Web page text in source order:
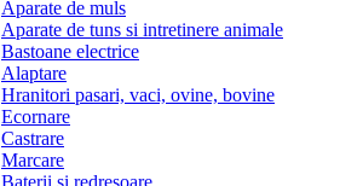
Aparate de muls
Aparate de tuns si intretinere animale
Bastoane electrice
Alaptare
Hranitori pasari, vaci, ovine, bovine
Ecornare
Castrare
Marcare
Baterii si redresoare